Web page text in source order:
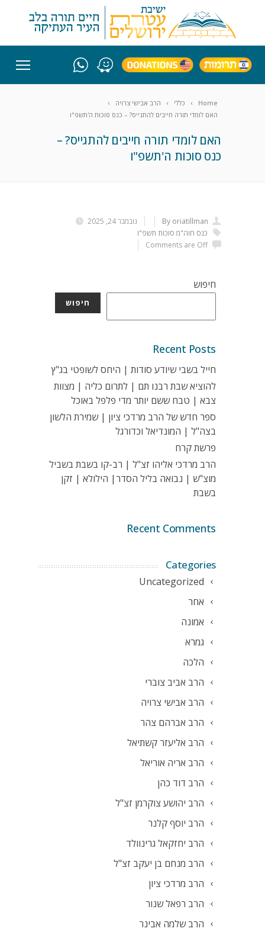
Home כללי
הרב אבישי צרויה
האם לומדי תורה חייבים להתגייס? – כנס סוכות ה'תשפ"ו
האם לומדי תורה חייבים להתגייס? –
כנס סוכות ה'תשפ"ו
נובמבר 24, 2025 By oriatillman
Comments are Off
כנס חוה"מ סוכות תשפ"ו
חיפוש
חיפוש
Recent Posts
חייל בשבי שיודע סודות | היחס לשופטי בג"ץ
להוציא שבת רבנו תם | לתרום כליה | מצוות
צבא | טבח ששם יותר מדי פלפל באוכל
ספר חדש של הרב מרדכי ציון | שמירת הלשון
בצה"ל | המונדיאל וכדורגל
פרשת קרח
הרב מרדכי אליהו זצ"ל | רב-קו בשבת בשביל
מוצ"ש | נבואה בליל הסדר| הילולא | זקן
בשבת
Recent Comments
Categories
Uncategorized
אחר
אמונה
גמרא
הלכה
הרב אביב צוברי
הרב אבישי צרויה
הרב אברהם צהר
הרב אליעזר קשתיאל
הרב אריה אוריאל
הרב דוד כהן
הרב יהושע צוקרמן זצ"ל
הרב יוסף קלנר
הרב יחזקאל גרינוולד
הרב מנחם בן יעקב זצ"ל
הרב מרדכי ציון
הרב רפאל שנור
הרב שלמה אבינר